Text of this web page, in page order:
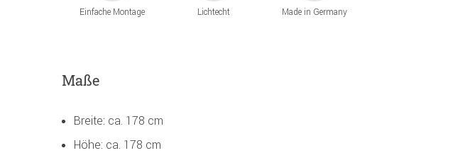
Einfache Montage Lichtecht Made in Germany
Maße
Breite: ca. 178 cm
Höhe: ca. 178 cm